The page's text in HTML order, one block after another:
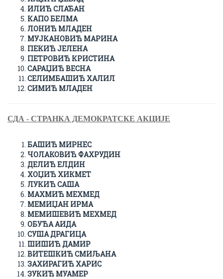
ИЛИЋ СЛАЂАН
КАПО БЕЛМА
ЛОНИЋ МЛАДЕН
МУЈКАНОВИЋ МАРИНА
ПЕКИЋ ЈЕЛЕНА
ПЕТРОВИЋ КРИСТИНА
САРАЏИЋ ВЕСНА
СЕЛИМБАШИЋ ХАЛИЛ
СИМИЋ МЛАДЕН
СДА - СТРАНКА ДЕМОКРАТСКЕ АКЦИЈЕ
БАШИЋ МИРНЕС
ЧОЛАКОВИЋ ФАХРУДИН
ДЕЛИЋ ЕЛДИН
ХОЏИЋ ХИКМЕТ
ЛУКИЋ САША
МАХМИЋ МЕХМЕД
МЕМИЏАН ИРМА
МЕМИШЕВИЋ МЕХМЕД
ОБУЋА АИДА
СУША ДРАГИЦА
ШИШИЋ ДАМИР
ВИТЕШКИЋ СМИЉАНА
ЗАХИРАГИЋ ХАРИС
ЗУКИЋ МУАМЕР